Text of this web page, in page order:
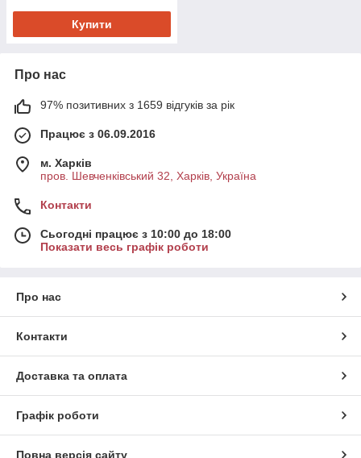
Купити
Про нас
97% позитивних з 1659 відгуків за рік
Працює з 06.09.2016
м. Харків
пров. Шевченківський 32, Харків, Україна
Контакти
Сьогодні працює з 10:00 до 18:00
Показати весь графік роботи
Про нас
Контакти
Доставка та оплата
Графік роботи
Повна версія сайту